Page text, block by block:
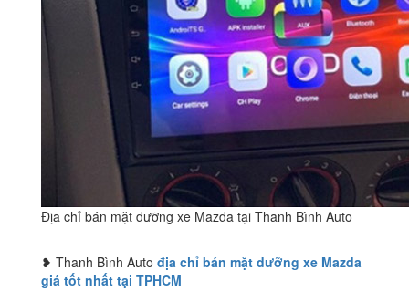
Địa chỉ bán mặt dưỡng xe Mazda tại Thanh Bình Auto
❥ Thanh Bình Auto địa chỉ bán mặt dưỡng xe Mazda
giá tốt nhất tại TPHCM